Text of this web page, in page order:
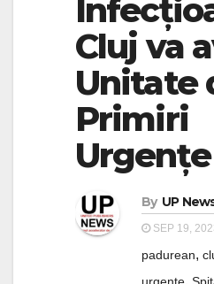
Cluj va
Unitate
Primiri
Urgențe
By UP
SEP 19,
padurean,